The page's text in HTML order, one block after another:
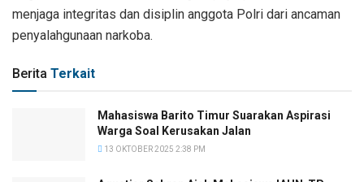
menjaga integritas dan disiplin anggota Polri dari ancaman
penyalahgunaan narkoba.
Berita Terkait
Mahasiswa Barito Timur Suarakan Aspirasi
Warga Soal Kerusakan Jalan
13 OKTOBER 2025 2:38 PM